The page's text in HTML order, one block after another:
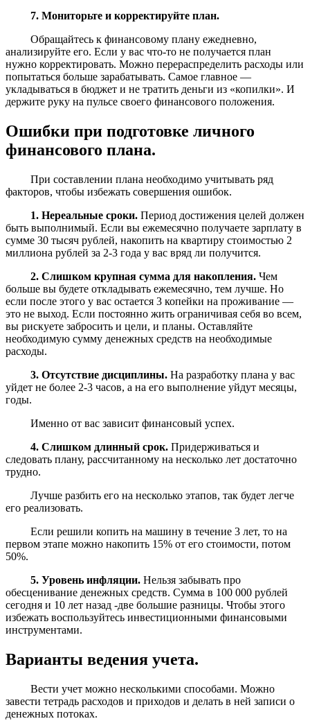
7. Мониторьте и корректируйте план.
Обращайтесь к финансовому плану ежедневно,
анализируйте его. Если у вас что-то не получается план
нужно корректировать. Можно перераспределить расходы или
попытаться больше зарабатывать. Самое главное —
укладываться в бюджет и не тратить деньги из «копилки». И
держите руку на пульсе своего финансового положения.
Ошибки при подготовке личного
финансового плана.
При составлении плана необходимо учитывать ряд
факторов, чтобы избежать совершения ошибок.
1. Нереальные сроки. Период достижения целей должен
быть выполнимый. Если вы ежемесячно получаете зарплату в
сумме 30 тысяч рублей, накопить на квартиру стоимостью 2
миллиона рублей за 2-3 года у вас вряд ли получится.
2. Слишком крупная сумма для накопления. Чем
больше вы будете откладывать ежемесячно, тем лучше. Но
если после этого у вас остается 3 копейки на проживание —
это не выход. Если постоянно жить ограничивая себя во всем,
вы рискуете забросить и цели, и планы. Оставляйте
необходимую сумму денежных средств на необходимые
расходы.
3. Отсутствие дисциплины. На разработку плана у вас
уйдет не более 2-3 часов, а на его выполнение уйдут месяцы,
годы.
Именно от вас зависит финансовый успех.
4. Слишком длинный срок. Придерживаться и
следовать плану, рассчитанному на несколько лет достаточно
трудно.
Лучше разбить его на несколько этапов, так будет легче
его реализовать.
Если решили копить на машину в течение 3 лет, то на
первом этапе можно накопить 15% от его стоимости, потом
50%.
5. Уровень инфляции. Нельзя забывать про
обесценивание денежных средств. Сумма в 100 000 рублей
сегодня и 10 лет назад -две большие разницы. Чтобы этого
избежать воспользуйтесь инвестиционными финансовыми
инструментами.
Варианты ведения учета.
Вести учет можно несколькими способами. Можно
завести тетрадь расходов и приходов и делать в ней записи о
денежных потоках.